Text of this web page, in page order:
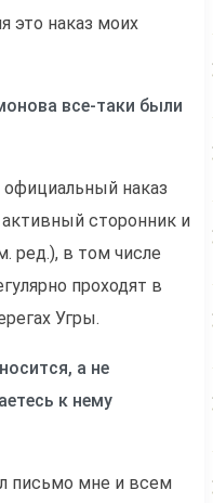
это наказ моих
все-таки были
наказ
сторонник и
ред.), в том числе
проходят в
Угры.
а не
к нему
письмо мне и всем